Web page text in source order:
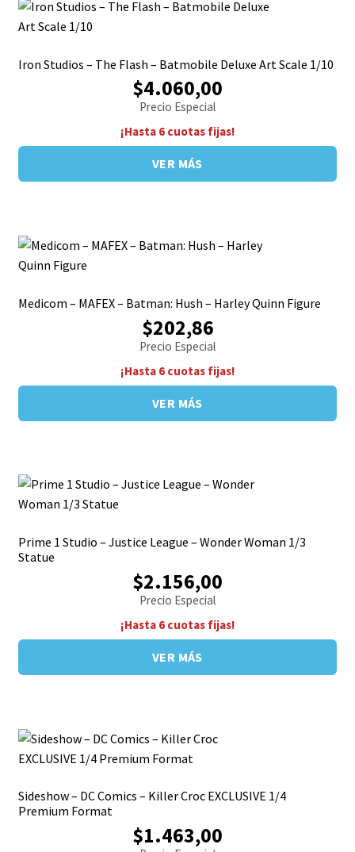
Iron Studios – The Flash – Batmobile Deluxe Art Scale 1/10
$4.060,00
Precio Especial
¡Hasta 6 cuotas fijas!
VER MÁS
Medicom – MAFEX – Batman: Hush – Harley Quinn Figure
$202,86
Precio Especial
¡Hasta 6 cuotas fijas!
VER MÁS
Prime 1 Studio – Justice League – Wonder Woman 1/3
Statue
$2.156,00
Precio Especial
¡Hasta 6 cuotas fijas!
VER MÁS
Sideshow – DC Comics – Killer Croc EXCLUSIVE 1/4
Premium Format
$1.463,00